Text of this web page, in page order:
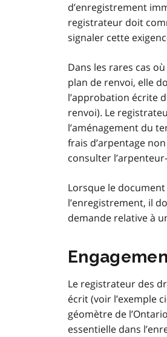
d’enregistrement
registrateur doit
signaler cette
Dans les rares cas
plan de renvoi, elle
l’approbation écrite
renvoi). Le
l’aménagement du
frais d’arpentage
consulter
Lorsque le
l’enregistrement, il
demande relative à
Le registrateur des
écrit (voir l’exemple
géomètre de
essentielle dans